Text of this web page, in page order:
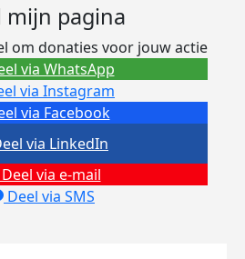
mijn pagina
om donaties voor jouw actie
via Facebook
via Instagram
via e-mail
Deel via SMS
via LinkedIn
via WhatsApp